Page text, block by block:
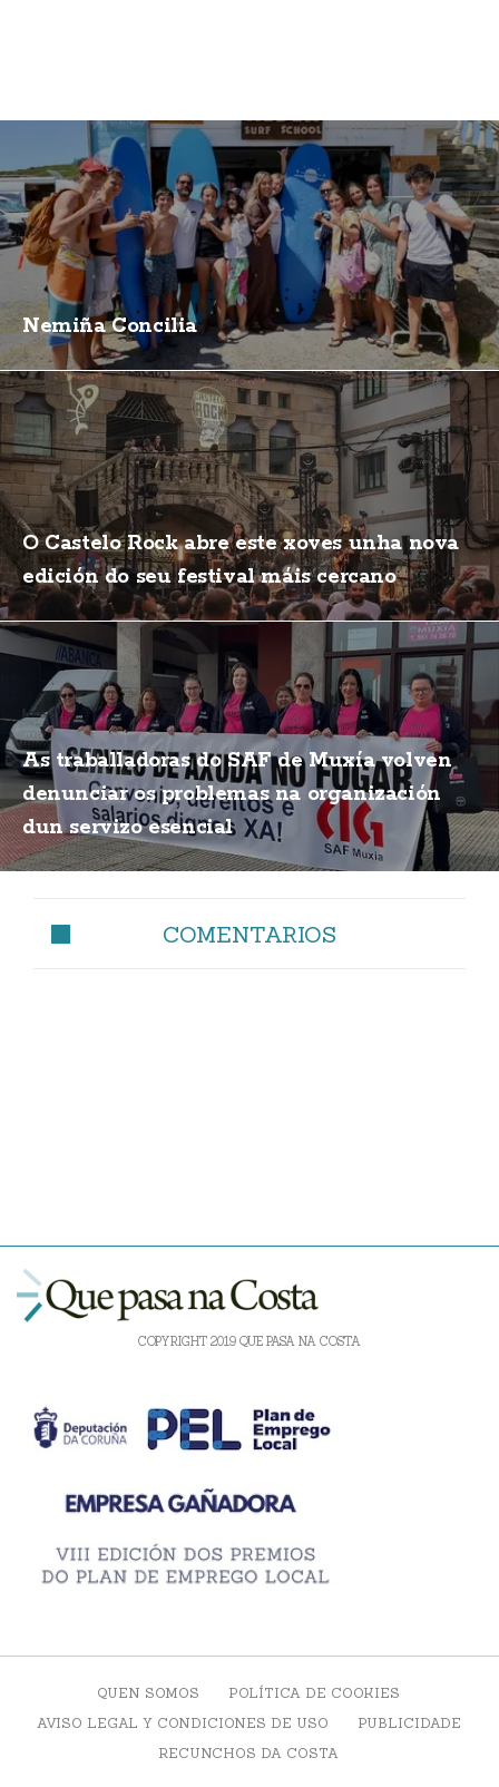
Nemiña Concilia
O Castelo Rock abre este xoves unha nova
edición do seu festival máis cercano
As traballadoras do SAF de Muxía volven
denunciar os problemas na organización
dun servizo esencial
COMENTARIOS
COPYRIGHT 2019 QUE PASA NA COSTA
QUEN SOMOS
POLÍTICA DE COOKIES
AVISO LEGAL Y CONDICIONES DE USO
PUBLICIDADE
RECUNCHOS DA COSTA